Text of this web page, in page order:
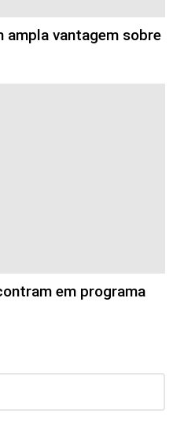
ampla vantagem sobre
em programa